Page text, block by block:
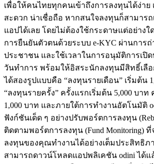
เพื่อให้คนไทยทุกคนเข้าถึงการลงทุนได้ง่าย
สะดวก น่าเชื่อถือ หากสนใจลงทุนก็สามาร
แอปได้เลย โดยไม่ต้องใช้กระดาษแต่อย่าง
การยืนยันตัวตนด้วยระบบ e-KYC ผ่านการ
ประชาชน และใช้เวลาในการอนุมัติการเปิ
วันทำการ พร้อมให้อิสระนักลงทุนมีสิทธิ์เลือ
ได้สองรูปแบบคือ “ลงทุนรายเดือน” เริ่มต้น
“ลงทุนรายครั้ง” ครั้งแรกเริ่มต้น 5,000 บาท
1,000 บาท และภายใต้การทำงานอัตโนมัติ
ฟังก์ชันเด็ด ๆ อย่างปรับพอร์ตการลงทุน
ติดตามพอร์ตการลงทุน (Fund Monitoring)
ลงทุนของคุณทำงานได้อย่างเต็มประสิทธิภ
สามารถดาวน์โหลดแอปพลิเคชัน odini ได้แ